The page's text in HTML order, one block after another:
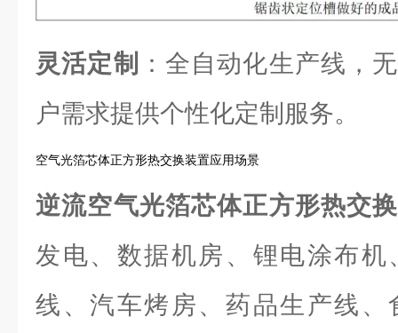
灵活定制
：全自动化生产线，
户需求提供个性化定制服务。
空气光箔芯体正方形热交换装置应用场景
逆流空气光箔芯体正方形热交
发电、数据机房、锂电涂布
线、汽车烤房、药品生产线、